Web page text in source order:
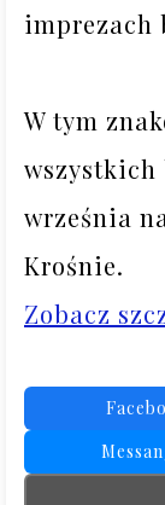
imprezach
W tym
wszystkich
września
Zobacz